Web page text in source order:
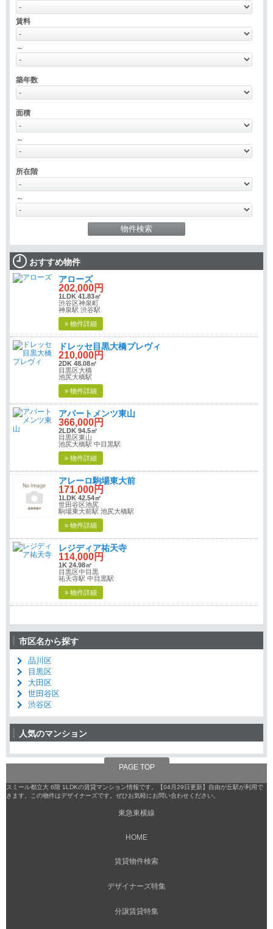
賃料
～
築年数
面積
～
所在階
～
おすすめ物件
アローズ
202,000円
1LDK 41.83㎡
渋谷区神泉町
神泉駅 渋谷駅
» 物件詳細
ドレッセ目黒大橋プレヴィ
210,000円
2DK 48.08㎡
目黒区大橋
池尻大橋駅
» 物件詳細
アパートメンツ東山
366,000円
2LDK 94.5㎡
目黒区東山
池尻大橋駅 中目黒駅
» 物件詳細
アレーロ駒場東大前
171,000円
1LDK 42.54㎡
世田谷区池尻
駒場東大前駅 池尻大橋駅
» 物件詳細
レジディア祐天寺
114,000円
1K 24.98㎡
目黒区中目黒
祐天寺駅 中目黒駅
» 物件詳細
市区名から探す
品川区
目黒区
大田区
世田谷区
渋谷区
人気のマンション
PAGE TOP
スミール都立大 6階 1LDKの賃貸マンション情報です。【04月29日更新】自由が丘駅が利用で
きます。この物件はデザイナーズです。ぜひお気軽にお問い合わせください。
東急東横線
HOME
賃貸物件検索
デザイナーズ特集
分譲賃貸特集